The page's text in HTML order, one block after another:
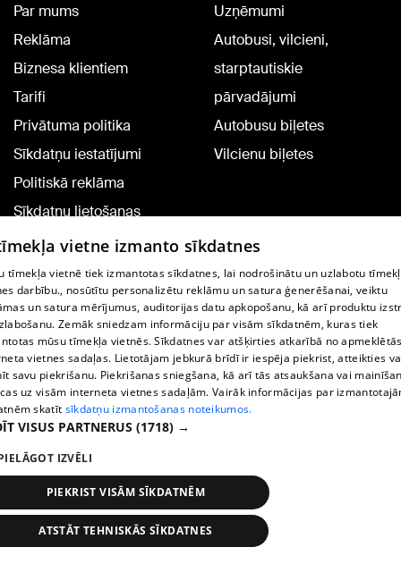
Par mums
Reklāma
Biznesa klientiem
Tarifi
Privātuma politika
Sīkdatņu iestatījumi
Politiskā reklāma
Sīkdatņu lietošanas
noteikumi
Komentāru pievienošana
Uzņēmumi
Autobusi, vilcieni,
starptautiskie
pārvadājumi
Autobusu biļetes
Vilcienu biļetes
TV programma
Līguma noteikumi
360 Ziņu kontakti
Helio Media
Portāla palīdzības dienests: e-pasts -
All rights reserved.
Ziņas Meklēt 1188 play
vietne izmanto sīkdatnes
tīmekļa vietnē tiek izmantotas sīkdatnes, lai nodrošinātu un uzlabotu
darbību., nosūtītu personalizētu reklāmu un satura ģenerēšanai, veiktu
un satura mērījumus, auditorijas datu apkopošanu, kā arī produktu
Zemāk sniedzam informāciju par visām sīkdatnēm, kuras tiek
mūsu tīmekļa vietnēs. Sīkdatnes var atšķirties atkarībā no
vietnes sadaļas. Lietotājam jebkurā brīdī ir iespēja piekrist, atteikties
savu piekrišanu. Piekrišanas sniegšana, kā arī tās atsaukšana vai
uz visām interneta vietnes sadaļām. Vairāk informācijas par
skatīt sīkdatņu izmantošanas noteikumos.
VISUS PARTNERUS (1718) →
IZVĒLI
PIEKRIST VISĀM SĪKDATNĒM
ATSTĀT TEHNISKĀS SĪKDATNES